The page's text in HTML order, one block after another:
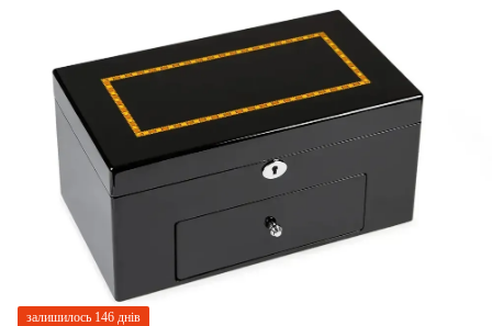
залишилось 146 днів